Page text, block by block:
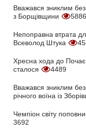
Вважався зниклим
з Борщівщини
5886
Непоправна втрата
Всеволод Штука
Хресна хода до
сталося
4489
Вважався зниклим
річного воїна із
Чемпіон світу
3692